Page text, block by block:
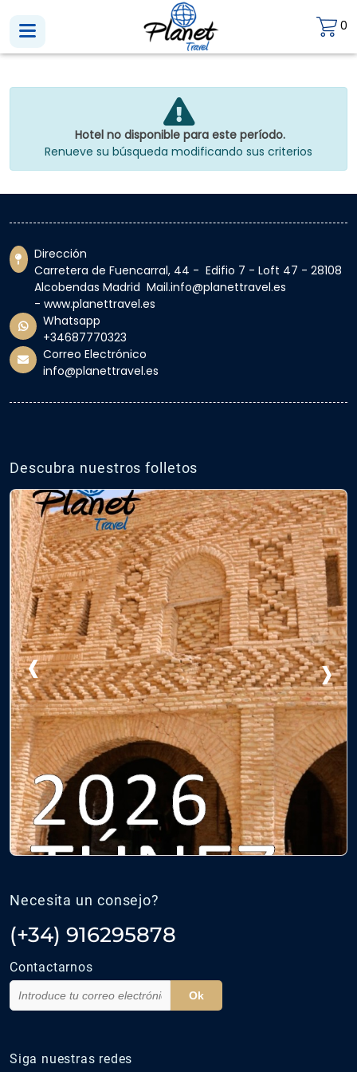
0
Hotel no disponible para este período.
Renueve su búsqueda modificando sus criterios
Dirección
Carretera de Fuencarral, 44 - Edifio 7 - Loft 47 - 28108
Alcobendas Madrid Mail.info@planettravel.es
- www.planettravel.es
Whatsapp
+34687770323
Correo Electrónico
info@planettravel.es
Descubra nuestros folletos
‹ ›
Necesita un consejo?
(+34) 916295878
Contactarnos
Ok
Siga nuestras redes